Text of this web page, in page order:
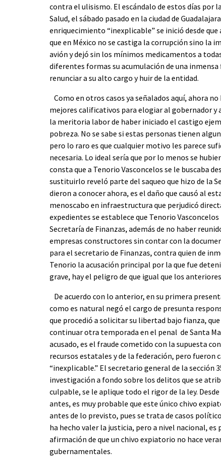
contra el ulisismo. El escándalo de estos días por
Salud, el sábado pasado en la ciudad de
enriquecimiento “inexplicable” se inició desde
que en México no se castiga la corrupción sino la
avión y dejó sin los mínimos medicamentos a
diferentes formas su acumulación de una
renunciar a su alto cargo y huir de la entidad.
Como en otros casos ya señalados aquí, ahora
mejores calificativos para elogiar al gobernador
la meritoria labor de haber iniciado el castigo
pobreza. No se sabe si estas personas tienen
pero lo raro es que cualquier motivo les parece
necesaria. Lo ideal sería que por lo menos se
consta que a Tenorio Vasconcelos se le buscaba
sustituirlo reveló parte del saqueo que hizo de la
dieron a conocer ahora, es el daño que causó al
menoscabo en infraestructura que perjudicó
expedientes se establece que Tenorio
Secretaría de Finanzas, además de no haber
empresas constructores sin contar con la
para el secretario de Finanzas, contra quien de
Tenorio la acusación principal por la que fue
grave, hay el peligro de que igual que los
De acuerdo con lo anterior, en su primera
como es natural negó el cargo de presunta
que procedió a solicitar su libertad bajo fianza,
continuar otra temporada en el penal de Santa
acusado, es el fraude cometido con la supuesta
recursos estatales y de la federación, pero
“inexplicable.” El secretario general de la sección
investigación a fondo sobre los delitos que se
culpable, se le aplique todo el rigor de la ley.
antes, es muy probable que este único chivo
antes de lo previsto, pues se trata de casos
ha hecho valer la justicia, pero a nivel nacional,
afirmación de que un chivo expiatorio no hace
gubernamentales.